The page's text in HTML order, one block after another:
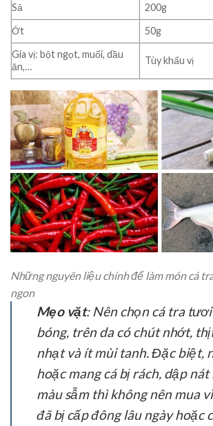
Sả
200g
Ớt
50g
Gia vị: bột ngọt, muối, dầu
ăn,…
Tùy khẩu vị
Những nguyên liệu chính để làm món cá
ngon
Mẹo vặt: Nên chọn cá tra
bóng, trên da có chút nhớt,
nhạt và ít mùi tanh. Đặc biệt,
hoặc mang cá bị rách, dập nát
màu sẫm thì không nên mua
đã bị cấp đông lâu ngày hoặc